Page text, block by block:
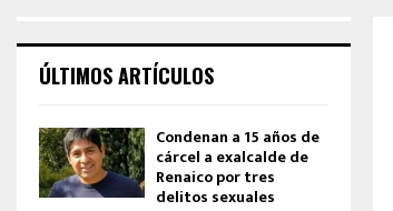
ÚLTIMOS ARTÍCULOS
Condenan a 15 años de
cárcel a exalcalde de
Renaico por tres
delitos sexuales